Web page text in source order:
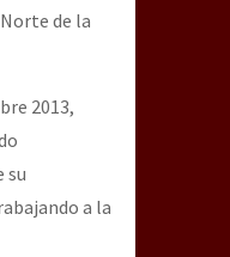
de la
2013,
su
a la